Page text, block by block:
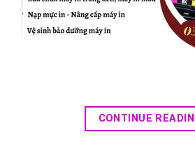
CONTINUE